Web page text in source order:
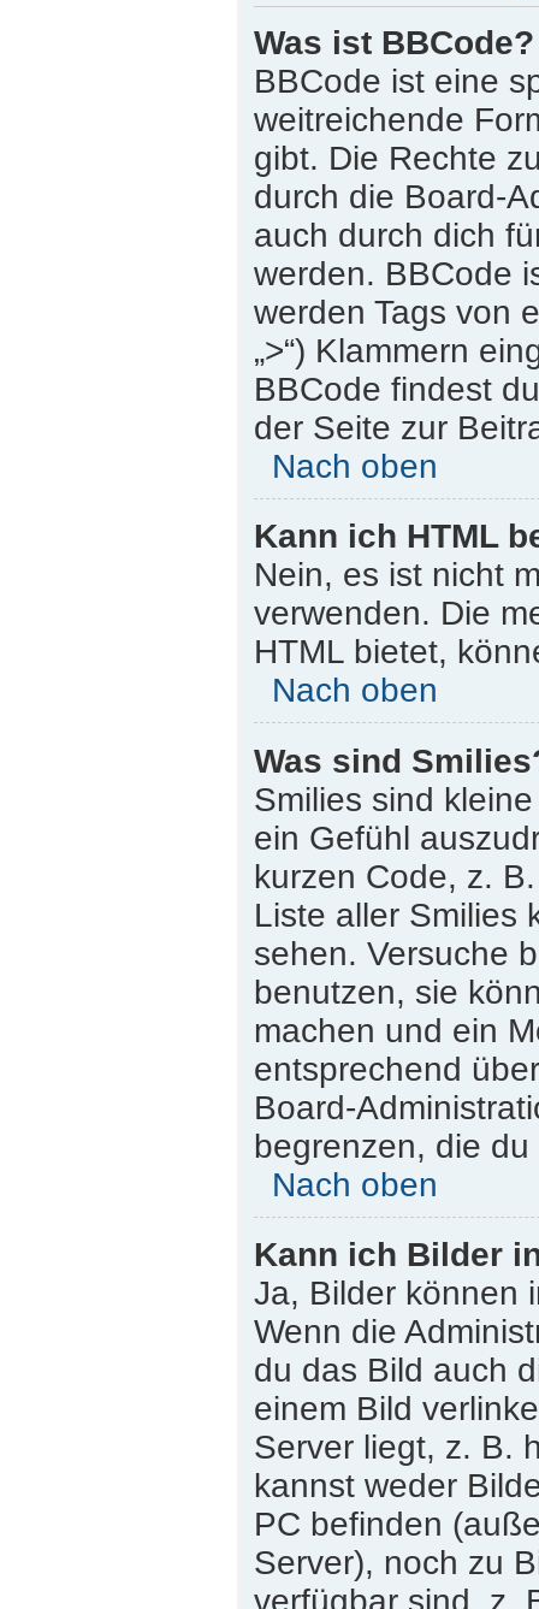
Was ist BBCode?
BBCode ist eine
weitreichende
gibt. Die Rechte
durch die Board-
auch durch dich
werden. BBCode
werden Tags von
„>“) Klammern
BBCode findest
der Seite zur
Nach oben
Kann ich HTML
Nein, es ist nicht
verwenden. Die
HTML bietet,
Nach oben
Was sind
Smilies sind
ein Gefühl
kurzen Code, z.
Liste aller Smilies
sehen. Versuche
benutzen, sie
machen und ein
entsprechend
Board-
begrenzen, die
Nach oben
Kann ich Bilder
Ja, Bilder können
Wenn die
du das Bild auch
einem Bild
Server liegt, z. B.
kannst weder
PC befinden
Server), noch zu
verfügbar sind, z.